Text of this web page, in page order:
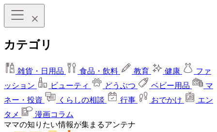
カテゴリ
雑貨・日用品 食品・飲料 教育 健康
ファ
ッション
ビューティ どうぶつ ベビー用品
マ
ネー・投資
くらしの相談 行事 おでかけ
エン
タメ
漫画コラム
ママの知りたい情報が集まるアンテナ